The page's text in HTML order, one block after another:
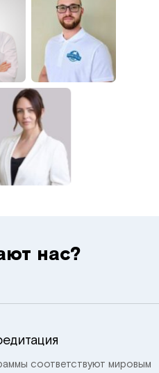
нас?
соответствуют мировым